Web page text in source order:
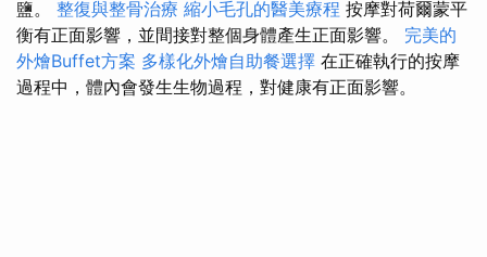
鹽。 整復與整骨治療 縮小毛孔的醫美療程 按摩對荷爾蒙平
衡有正面影響，並間接對整個身體產生正面影響。 完美的
外燴Buffet方案 多樣化外燴自助餐選擇 在正確執行的按摩
過程中，體內會發生生物過程，對健康有正面影響。